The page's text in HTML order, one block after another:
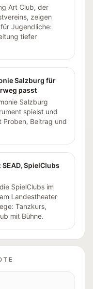
Art Club, der
zeigen
Jugendliche:
tiefer
Salzburg für
passt
Salzburg
spielst und
Proben, Beitrag und
SpielClubs
SpielClubs im
Landestheater
Tanzkurs,
mit Bühne.